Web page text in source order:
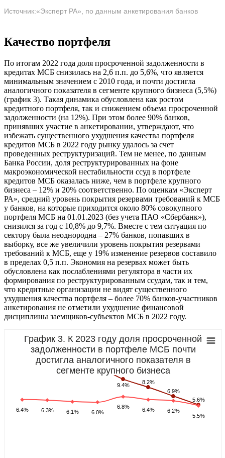
Источник:«Эксперт РА», по данным анкетирования банков
Качество портфеля
По итогам 2022 года доля просроченной задолженности в
кредитах МСБ снизилась на 2,6 п.п. до 5,6%, что является
минимальным значением с 2010 года, и почти достигла
аналогичного показателя в сегменте крупного бизнеса (5,5%)
(график 3). Такая динамика обусловлена как ростом
кредитного портфеля, так и снижением объема просроченной
задолженности (на 12%). При этом более 90% банков,
принявших участие в анкетировании, утверждают, что
избежать существенного ухудшения качества портфеля
кредитов МСБ в 2022 году рынку удалось за счет
проведенных реструктуризаций. Тем не менее, по данным
Банка России, доля реструктурированных на фоне
макроэкономической нестабильности ссуд в портфеле
кредитов МСБ оказалась ниже, чем в портфеле крупного
бизнеса – 12% и 20% соответственно. По оценкам «Эксперт
РА», средний уровень покрытия резервами требований к МСБ
у банков, на которые приходится около 80% совокупного
портфеля МСБ на 01.01.2023 (без учета ПАО «Сбербанк»),
снизился за год с 10,8% до 9,7%. Вместе с тем ситуация по
сектору была неоднородна – 27% банков, попавших в
выборку, все же увеличили уровень покрытия резервами
требований к МСБ, еще у 19% изменение резервов составило
в пределах 0,5 п.п. Экономия на резервах может быть
обусловлена как послаблениями регулятора в части их
формирования по реструктурированным ссудам, так и тем,
что кредитные организации не видят существенного
ухудшения качества портфеля – более 70% банков-участников
анкетирования не отметили ухудшение финансовой
дисциплины заемщиков-субъектов МСБ в 2022 году.
График 3. К 2023 году доля просроченной
задолженности в портфеле МСБ почти
достигла аналогичного показателя в
сегменте крупного бизнеса
9.4%
9.4% 8.2%
8.2%
6.9%
6.9%
5.6%
5.6%
6.4%
6.4% 6.3%
6.3% 6.1%
6.1% 6.0%
6.0%
6.8%
6.8% 6.4%
6.4% 6.2%
6.2%
5.5%
5.5%